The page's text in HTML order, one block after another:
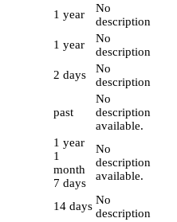
1 year
No
description
1 year
No
description
2 days
No
description
past
No
description
available.
1 year
1
month
7 days
No
description
available.
14 days No
description